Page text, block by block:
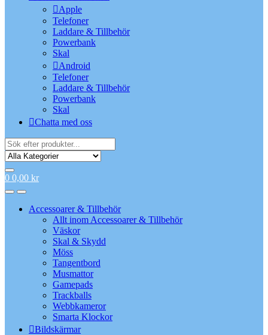
Apple
Telefoner
Laddare & Tillbehör
Powerbank
Skal
Android
Telefoner
Laddare & Tillbehör
Powerbank
Skal
Chatta med oss
Search
for:
0 0,00 kr
Accessoarer & Tillbehör
Allt inom Accessoarer & Tillbehör
Väskor
Skal & Skydd
Möss
Tangentbord
Musmattor
Gamepads
Trackballs
Webbkameror
Smarta Klockor
Bildskärmar